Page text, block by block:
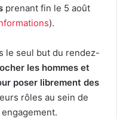
prenant fin le 5 août
).
le seul but du rendez-
les hommes et
poser librement des
rôles au sein de